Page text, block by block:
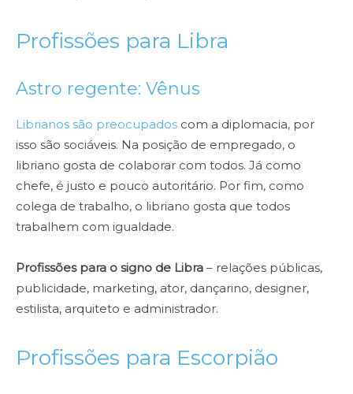
Profissões para Libra
Astro regente: Vênus
Librianos são preocupados com a diplomacia, por
isso são sociáveis. Na posição de empregado, o
libriano gosta de colaborar com todos. Já como
chefe, é justo e pouco autoritário. Por fim, como
colega de trabalho, o libriano gosta que todos
trabalhem com igualdade.
Profissões para o signo de Libra – relações públicas,
publicidade, marketing, ator, dançarino, designer,
estilista, arquiteto e administrador.
Profissões para Escorpião